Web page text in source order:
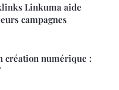
Linkuma aide
campagnes
création numérique :